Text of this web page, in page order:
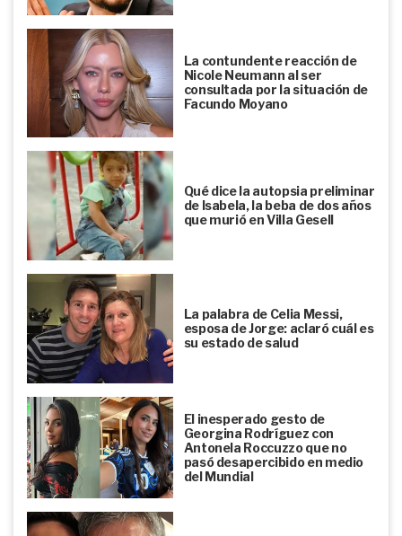
La contundente reacción de
Nicole Neumann al ser
consultada por la situación de
Facundo Moyano
Qué dice la autopsia preliminar
de Isabela, la beba de dos años
que murió en Villa Gesell
La palabra de Celia Messi,
esposa de Jorge: aclaró cuál es
su estado de salud
El inesperado gesto de
Georgina Rodríguez con
Antonela Roccuzzo que no
pasó desapercibido en medio
del Mundial